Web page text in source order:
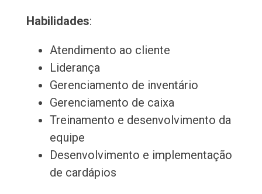
Habilidades:
Atendimento ao cliente
Liderança
Gerenciamento de inventário
Gerenciamento de caixa
Treinamento e desenvolvimento da
equipe
Desenvolvimento e implementação
de cardápios